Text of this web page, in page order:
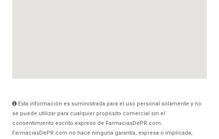
Esta información es suministrada para el uso personal solamente y no
se puede utilizar para cualquier propósito comercial sin el
consentimiento escrito expreso de FarmaciasDePR.com.
FarmaciasDePR.com no hace ninguna garantía, expresa o implicada,